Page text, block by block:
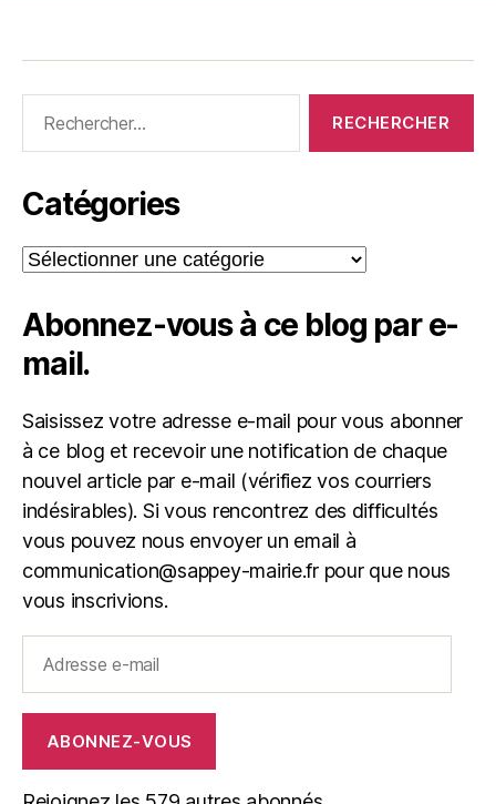
Catégories
Catégories
Abonnez-vous à ce blog par e-
mail.
Saisissez votre adresse e-mail pour vous abonner
à ce blog et recevoir une notification de chaque
nouvel article par e-mail (vérifiez vos courriers
indésirables). Si vous rencontrez des difficultés
vous pouvez nous envoyer un email à
communication@sappey-mairie.fr pour que nous
vous inscrivions.
ABONNEZ-VOUS